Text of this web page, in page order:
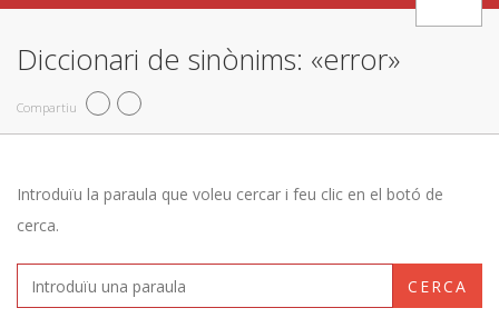
Diccionari de sinònims: «error»
Compartiu
Introduïu la paraula que voleu cercar i feu clic en el botó de
cerca.
CERCA